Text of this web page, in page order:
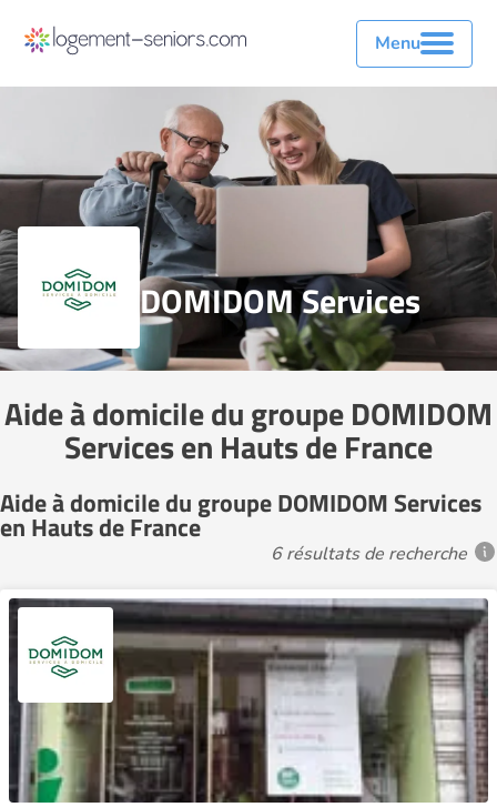
Menu
DOMIDOM Services
Aide à domicile du groupe DOMIDOM
Services en Hauts de France
Aide à domicile du groupe DOMIDOM Services
en Hauts de France
6 résultats de recherche